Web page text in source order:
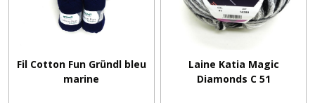
Fil Cotton Fun Gründl bleu
marine
Laine Katia Magic
Diamonds C 51